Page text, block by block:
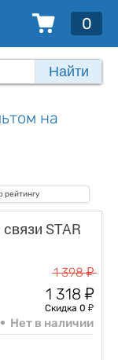
0
Найти
на
рейтингу
STAR
1 398у
1 318 у
Скидка 0 у
Нет в наличии